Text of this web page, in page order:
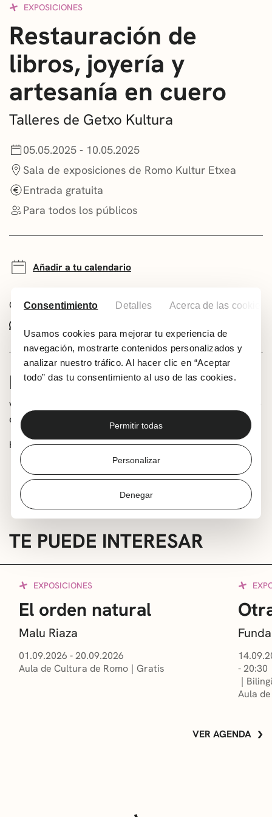
Consentimiento Detalles Acerca de las cookies
Usamos cookies para mejorar tu experiencia de
navegación, mostrarte contenidos personalizados y
analizar nuestro tráfico. Al hacer clic en “Aceptar
todo” das tu consentimiento al uso de las cookies.
Permitir todas
Personalizar
Denegar
NOTICIAS
GETXO KULTURA
ASOCIACIONES CULTURALES
EXPOSICIONES
Restauración de
libros, joyería y
artesanía en cuero
Talleres de Getxo Kultura
05.05.2025 - 10.05.2025
Sala de exposiciones de Romo Kultur Etxea
Entrada gratuita
Para todos los públicos
Añadir a tu calendario
Comparte este evento:
INFORMACIÓN
Ven a conocer las piezas trabajadas durante el curso por
el alumnado de los talleres de Getxo Kultura.
Horario:
TE PUEDE INTERESAR
EXPOSICIONES
El orden natural
Malu Riaza
01.09.2026 - 20.09.2026
Aula de Cultura de Romo
Gratis
- 20:30
Aula
VER AGENDA